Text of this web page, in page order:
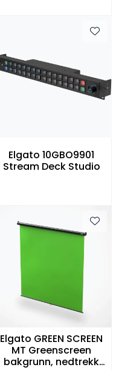
Elgato 10GBO9901
Stream Deck Studio
Elgato GREEN SCREEN
MT Greenscreen
bakgrunn, nedtrekk